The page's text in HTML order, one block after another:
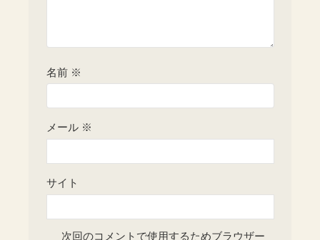
名前 ※
メール ※
サイト
次回のコメントで使用するためブラウザー